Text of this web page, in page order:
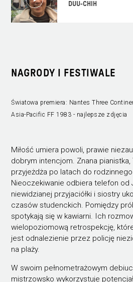
DUU-CHIH
NAGRODY I FESTIWALE
Światowa premiera: Nantes Three
Asia-Pacific FF 1983 - najlepsze zdjęcia
Miłość umiera powoli, prawie
dobrym intencjom. Znana pianistka,
przyjeżdża po latach do
Nieoczekiwanie odbiera telefon od
niewidzianej przyjaciółki i siostry
czasów studenckich. Pomiędzy
spotykają się w kawiarni. Ich
wielopoziomową retrospekcję,
jest odnalezienie przez policję
na plaży.
W swoim pełnometrażowym
mistrzowsko wykorzystuje